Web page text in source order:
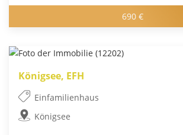
690 €
Königsee, EFH
Einfamilienhaus
Königsee